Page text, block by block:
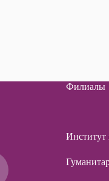
Филиалы
Институт